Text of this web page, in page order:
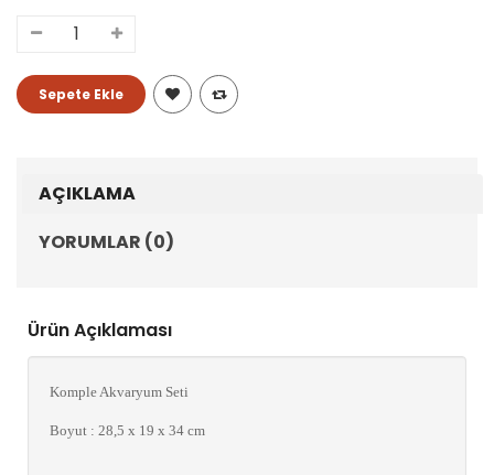
AÇIKLAMA
YORUMLAR (0)
Ürün Açıklaması
Komple Akvaryum Seti
Boyut : 28,5 x 19 x 34 cm